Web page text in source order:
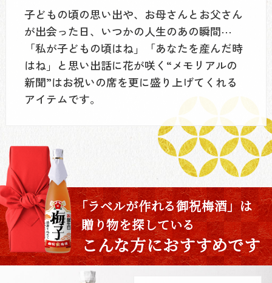
子どもの頃の思い出や、お母さんとお父さん
が出会った日、いつかの人生のあの瞬間⋯
「私が子どもの頃はね」「あなたを産んだ時
はね」と思い出話に花が咲く“メモリアルの
新聞”はお祝いの席を更に盛り上げてくれる
アイテムです。
「ラベルが作れる御祝梅酒」は
贈り物を探している
こんな方におすすめです